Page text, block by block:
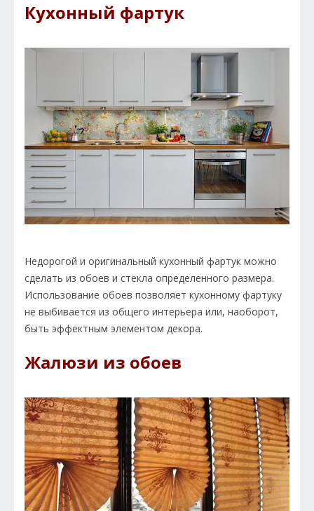
Кухонный фартук
Недорогой и оригинальный кухонный фартук можно
сделать из обоев и стекла определенного размера.
Использование обоев позволяет кухонному фартуку
не выбивается из общего интерьера или, наоборот,
быть эффектным элементом декора.
Жалюзи из обоев